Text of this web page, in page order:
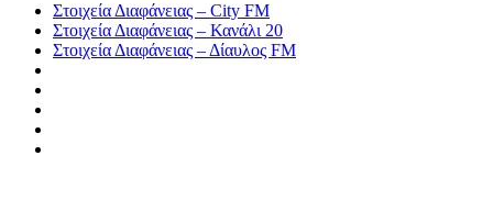
Στοιχεία Διαφάνειας – City FM
Στοιχεία Διαφάνειας – Κανάλι 20
Στοιχεία Διαφάνειας – Δίαυλος FM